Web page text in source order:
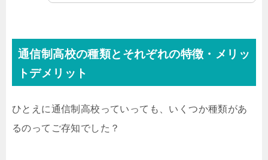
通信制高校の種類とそれぞれの特徴・メリッ
トデメリット
ひとえに通信制高校っていっても、いくつか種類があ
るのってご存知でした？